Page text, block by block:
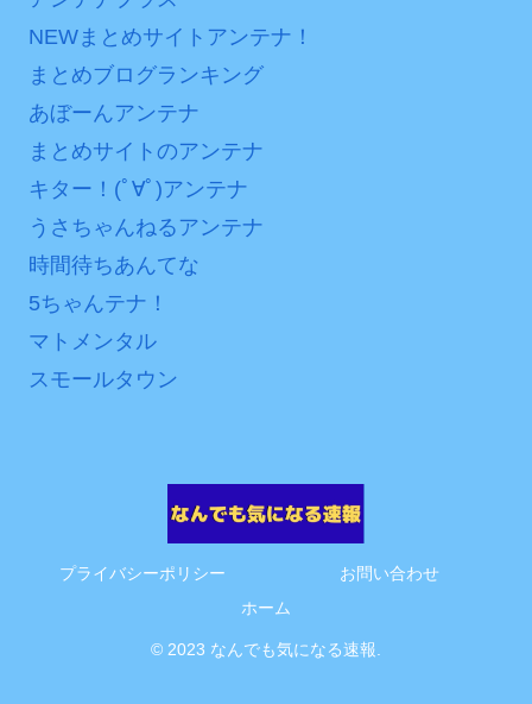
Powered by livedoor 相
互RSS
滝沢秀明の新オーディショ
NEWまとめサイトアンテナ！
まとめブログランキング
あぼーんアンテナ
まとめサイトのアンテナ
キター！(ﾟ∀ﾟ)アンテナ
うさちゃんねるアンテナ
時間待ちあんてな
5ちゃんテナ！
マトメンタル
スモールタウン
プライバシーポリシー
お問い合わせ
ホーム
© 2023 なんでも気になる速報.